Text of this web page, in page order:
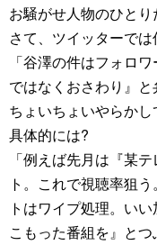
お騒がせ人物のひとり
さて、ツイッターで
「谷澤の件はフォロ
ではなくおさわり』
ちょいちょいやらかし
具体的には?
「例えば先月は『某
ト。これで視聴率狙
トはワイプ処理。い
こもった番組を』とつ